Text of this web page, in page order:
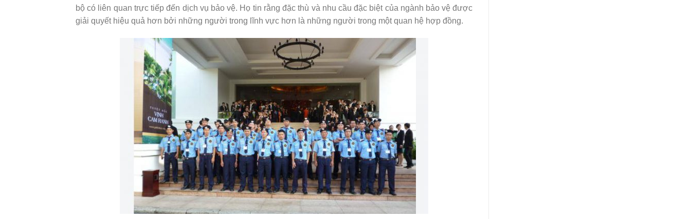
bộ có liên quan trực tiếp đến dịch vụ bảo vệ. Họ tin rằng đặc thù và nhu cầu đặc biệt của ngành bảo vệ được
giải quyết hiệu quả hơn bởi những người trong lĩnh vực hơn là những người trong một quan hệ hợp đồng.